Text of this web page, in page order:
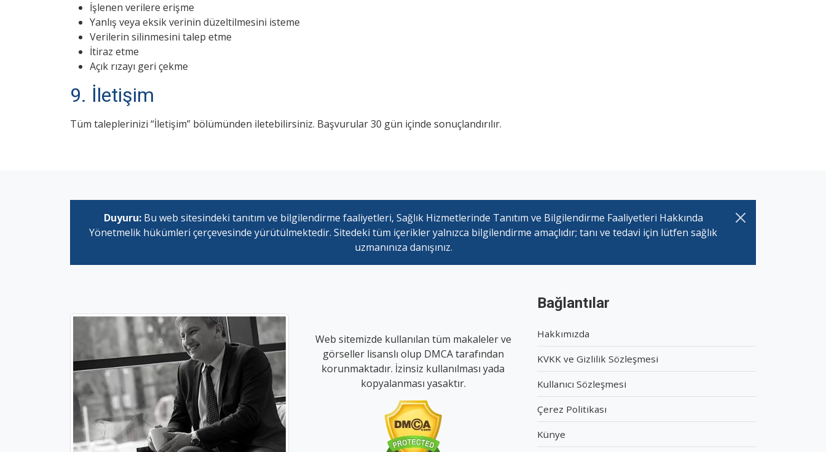
İşlenen verilere erişme
Yanlış veya eksik verinin düzeltilmesini isteme
Verilerin silinmesini talep etme
İtiraz etme
Açık rızayı geri çekme
9. İletişim
Tüm taleplerinizi “İletişim” bölümünden iletebilirsiniz. Başvurular 30 gün içinde sonuçlandırılır.
Duyuru:Bu web sitesindeki tanıtım ve bilgilendirme faaliyetleri, Sağlık Hizmetlerinde Tanıtım ve Bilgilendirme Faaliyetleri Hakkında
Yönetmelik hükümleri çerçevesinde yürütülmektedir. Sitedeki tüm içerikler yalnızca bilgilendirme amaçlıdır; tanı ve tedavi için lütfen sağlık
uzmanınıza danışınız.
Web sitemizde kullanılan tüm makaleler ve
görseller lisanslı olup DMCA tarafından
korunmaktadır. İzinsiz kullanılması yada
kopyalanması yasaktır.
Bağlantılar
Hakkımızda
KVKK ve Gizlilik Sözleşmesi
Kullanıcı Sözleşmesi
Çerez Politikası
Künye